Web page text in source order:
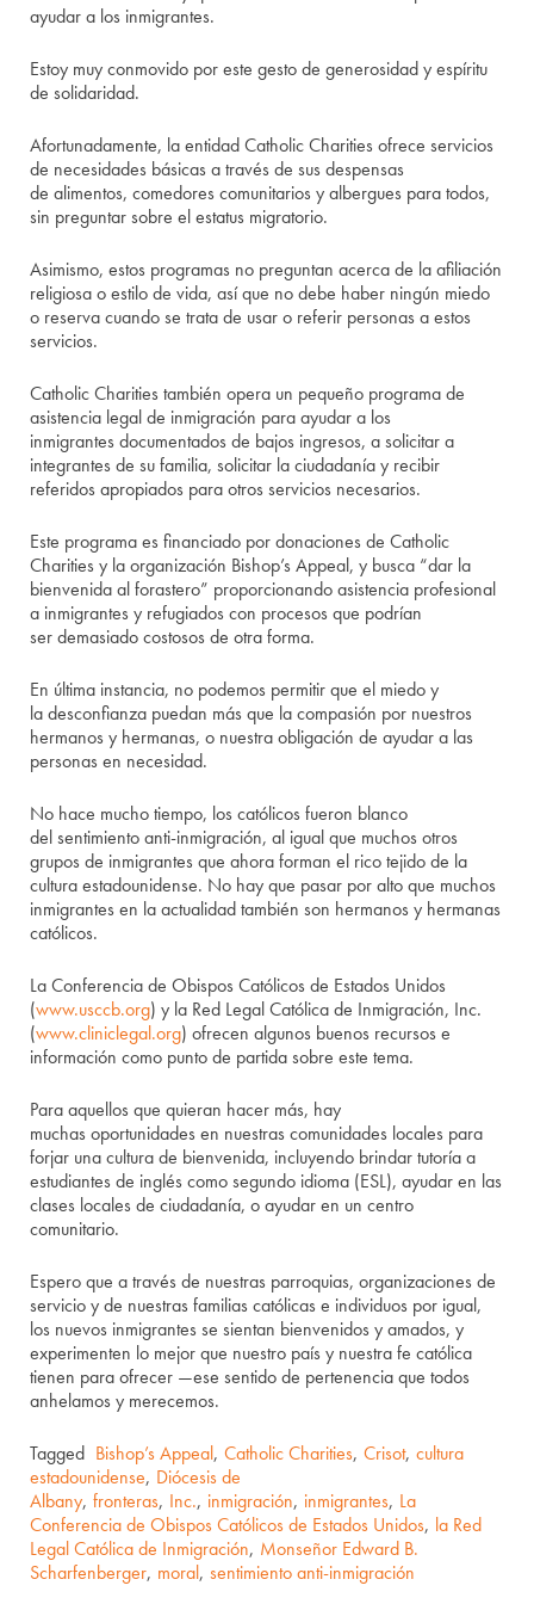
ayudar a los inmigrantes.
Estoy muy conmovido por este gesto de generosidad y espíritu
de solidaridad.
Afortunadamente, la entidad Catholic Charities ofrece servicios
de necesidades básicas a través de sus despensas
de alimentos, comedores comunitarios y albergues para todos,
sin preguntar sobre el estatus migratorio.
Asimismo, estos programas no preguntan acerca de la afiliación
religiosa o estilo de vida, así que no debe haber ningún miedo
o reserva cuando se trata de usar o referir personas a estos
servicios.
Catholic Charities también opera un pequeño programa de
asistencia legal de inmigración para ayudar a los
inmigrantes documentados de bajos ingresos, a solicitar a
integrantes de su familia, solicitar la ciudadanía y recibir
referidos apropiados para otros servicios necesarios.
Este programa es financiado por donaciones de Catholic
Charities y la organización Bishop’s Appeal, y busca “dar la
bienvenida al forastero” proporcionando asistencia profesional
a inmigrantes y refugiados con procesos que podrían
ser demasiado costosos de otra forma.
En última instancia, no podemos permitir que el miedo y
la desconfianza puedan más que la compasión por nuestros
hermanos y hermanas, o nuestra obligación de ayudar a las
personas en necesidad.
No hace mucho tiempo, los católicos fueron blanco
del sentimiento anti-inmigración, al igual que muchos otros
grupos de inmigrantes que ahora forman el rico tejido de la
cultura estadounidense. No hay que pasar por alto que muchos
inmigrantes en la actualidad también son hermanos y hermanas
católicos.
La Conferencia de Obispos Católicos de Estados Unidos
(www.usccb.org) y la Red Legal Católica de Inmigración, Inc.
(www.cliniclegal.org) ofrecen algunos buenos recursos e
información como punto de partida sobre este tema.
Para aquellos que quieran hacer más, hay
muchas oportunidades en nuestras comunidades locales para
forjar una cultura de bienvenida, incluyendo brindar tutoría a
estudiantes de inglés como segundo idioma (ESL), ayudar en las
clases locales de ciudadanía, o ayudar en un centro
comunitario.
Espero que a través de nuestras parroquias, organizaciones de
servicio y de nuestras familias católicas e individuos por igual,
los nuevos inmigrantes se sientan bienvenidos y amados, y
experimenten lo mejor que nuestro país y nuestra fe católica
tienen para ofrecer —ese sentido de pertenencia que todos
anhelamos y merecemos.
Tagged Bishop’s Appeal, Catholic Charities, Crisot, cultura
estadounidense, Diócesis de
Albany, fronteras, Inc., inmigración, inmigrantes, La
Conferencia de Obispos Católicos de Estados Unidos, la Red
Legal Católica de Inmigración, Monseñor Edward B.
Scharfenberger, moral, sentimiento anti-inmigración